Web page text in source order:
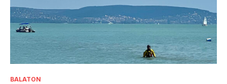
BALATON